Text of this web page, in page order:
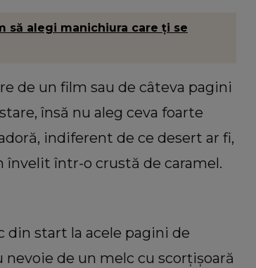
să alegi manichiura care ți se
de un film sau de câteva pagini
însă nu aleg ceva foarte
indiferent de ce desert ar fi,
într-o crustă de caramel.
din start la acele pagini de
de un melc cu scorțișoară